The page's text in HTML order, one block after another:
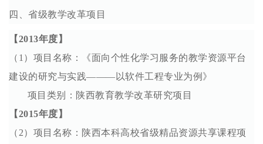
四、省级教学改革项目
【2013年度】
（1）项目名称：《面向个性化学习服务的教学资源平台
建设的研究与实践———以软件工程专业为例》
项目类别：陕西教育教学改革研究项目
【2015年度】
（2）项目名称：陕西本科高校省级精品资源共享课程项